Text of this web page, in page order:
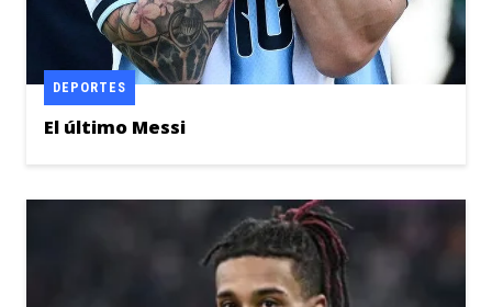
El último Messi
DEPORTES